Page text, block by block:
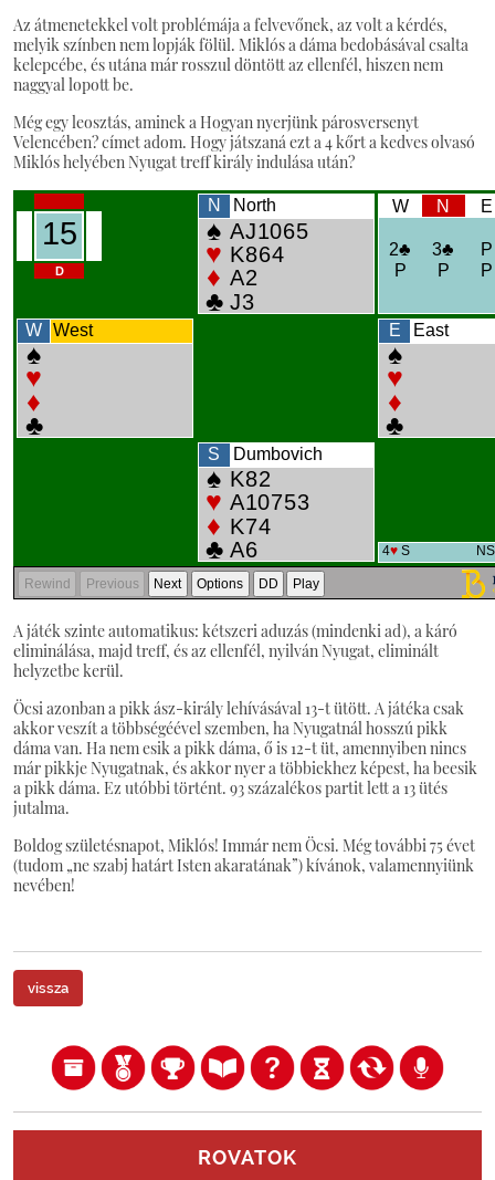
Az átmenetekkel volt problémája a felvevőnek, az volt a kérdés,
melyik színben nem lopják fölül. Miklós a dáma bedobásával csalta
kelepcébe, és utána már rosszul döntött az ellenfél, hiszen nem
naggyal lopott be.
Még egy leosztás, aminek a Hogyan nyerjünk párosversenyt
Velencében? címet adom. Hogy játszaná ezt a 4 kőrt a kedves olvasó
Miklós helyében Nyugat treff király indulása után?
A játék szinte automatikus: kétszeri aduzás (mindenki ad), a káró
eliminálása, majd treff, és az ellenfél, nyilván Nyugat, eliminált
helyzetbe kerül.
Öcsi azonban a pikk ász-király lehívásával 13-t ütött. A játéka csak
akkor veszít a többségéével szemben, ha Nyugatnál hosszú pikk
dáma van. Ha nem esik a pikk dáma, ő is 12-t üt, amennyiben nincs
már pikkje Nyugatnak, és akkor nyer a többiekhez képest, ha beesik
a pikk dáma. Ez utóbbi történt. 93 százalékos partit lett a 13 ütés
jutalma.
Boldog születésnapot, Miklós! Immár nem Öcsi. Még további 75 évet
(tudom „ne szabj határt Isten akaratának”) kívánok, valamennyiünk
nevében!
vissza
ROVATOK